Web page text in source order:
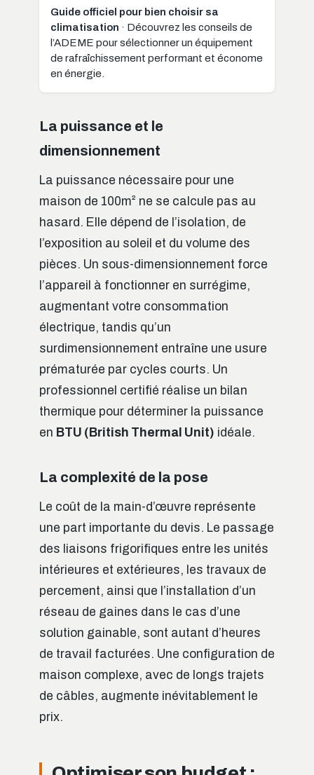
Guide officiel pour bien choisir sa
climatisation · Découvrez les conseils de
l’ADEME pour sélectionner un équipement
de rafraîchissement performant et économe
en énergie.
La puissance et le
dimensionnement
La puissance nécessaire pour une
maison de 100m² ne se calcule pas au
hasard. Elle dépend de l’isolation, de
l’exposition au soleil et du volume des
pièces. Un sous-dimensionnement force
l’appareil à fonctionner en surrégime,
augmentant votre consommation
électrique, tandis qu’un
surdimensionnement entraîne une usure
prématurée par cycles courts. Un
professionnel certifié réalise un bilan
thermique pour déterminer la puissance
en BTU (British Thermal Unit) idéale.
La complexité de la pose
Le coût de la main-d’œuvre représente
une part importante du devis. Le passage
des liaisons frigorifiques entre les unités
intérieures et extérieures, les travaux de
percement, ainsi que l’installation d’un
réseau de gaines dans le cas d’une
solution gainable, sont autant d’heures
de travail facturées. Une configuration de
maison complexe, avec de longs trajets
de câbles, augmente inévitablement le
prix.